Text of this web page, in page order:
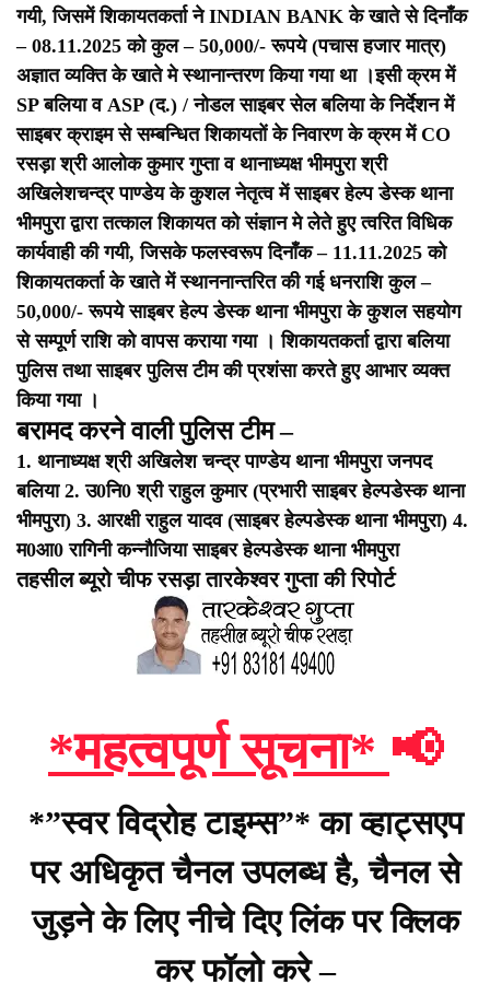
गयी, जिसमें शिकायतकर्ता ने INDIAN BANK के खाते से दिनाँक
– 08.11.2025 को कुल – 50,000/- रूपये (पचास हजार मात्र)
अज्ञात व्यक्ति के खाते मे स्थानान्तरण किया गया था ।इसी क्रम में
SP बलिया व ASP (द.) / नोडल साइबर सेल बलिया के निर्देशन में
साइबर क्राइम से सम्बन्धित शिकायतों के निवारण के क्रम में CO
रसड़ा श्री आलोक कुमार गुप्ता व थानाध्यक्ष भीमपुरा श्री
अखिलेशचन्द्र पाण्डेय के कुशल नेतृत्व में साइबर हेल्प डेस्क थाना
भीमपुरा द्वारा तत्काल शिकायत को संज्ञान मे लेते हुए त्वरित विधिक
कार्यवाही की गयी, जिसके फलस्वरूप दिनाँक – 11.11.2025 को
शिकायतकर्ता के खाते में स्थाननान्तरित की गई धनराशि कुल –
50,000/- रूपये साइबर हेल्प डेस्क थाना भीमपुरा के कुशल सहयोग
से सम्पूर्ण राशि को वापस कराया गया । शिकायतकर्ता द्वारा बलिया
पुलिस तथा साइबर पुलिस टीम की प्रशंसा करते हुए आभार व्यक्त
किया गया ।
बरामद करने वाली पुलिस टीम –
1. थानाध्यक्ष श्री अखिलेश चन्द्र पाण्डेय थाना भीमपुरा जनपद
बलिया 2. उ0नि0 श्री राहुल कुमार (प्रभारी साइबर हेल्पडेस्क थाना
भीमपुरा) 3. आरक्षी राहुल यादव (साइबर हेल्पडेस्क थाना भीमपुरा) 4.
म0आ0 रागिनी कन्नौजिया साइबर हेल्पडेस्क थाना भीमपुरा
तहसील ब्यूरो चीफ रसड़ा तारकेश्वर गुप्ता की रिपोर्ट
*महत्वपूर्ण सूचना* 📢
*”स्वर विद्रोह टाइम्स”* का व्हाट्सएप
पर अधिकृत चैनल उपलब्ध है, चैनल से
जुड़ने के लिए नीचे दिए लिंक पर क्लिक
कर फॉलो करे –